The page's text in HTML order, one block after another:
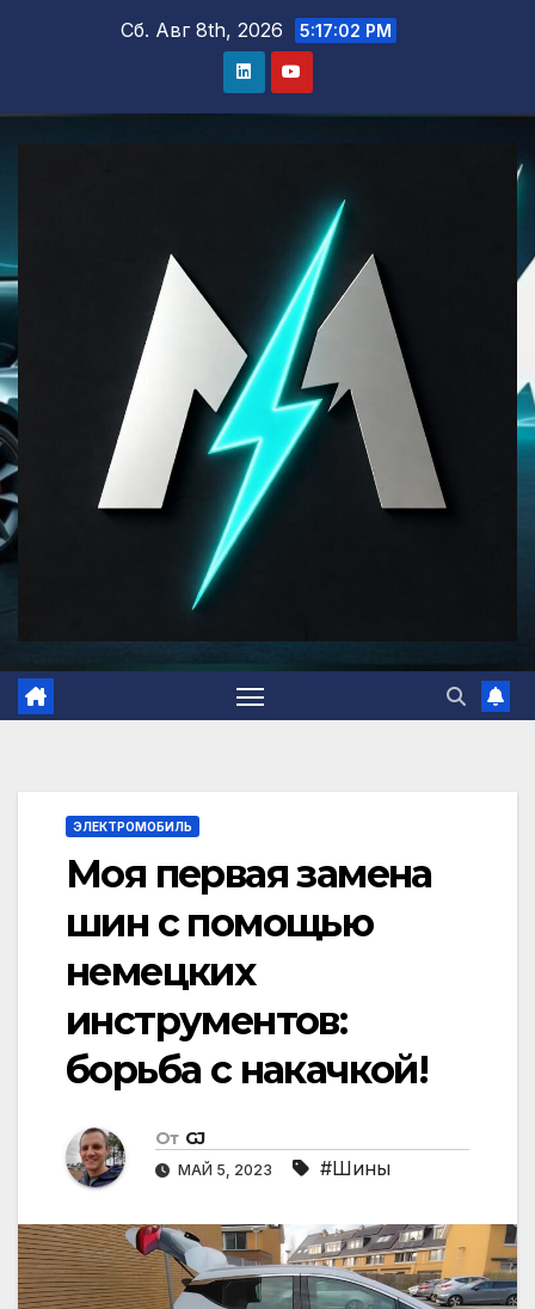
Сб. Авг 8th, 2026 5:17:03 PM
ЭЛЕКТРОМОБИЛЬ
Моя первая замена
шин с помощью
немецких
инструментов:
борьба с накачкой!
От GJ
МАЙ 5, 2023 #Шины